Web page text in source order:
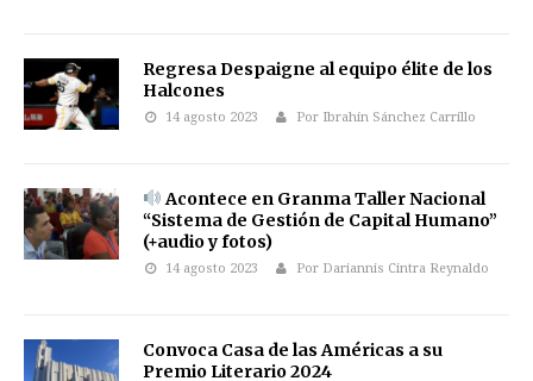
Regresa Despaigne al equipo élite de los
Halcones
14 agosto 2023 Por Ibrahín Sánchez Carrillo
Acontece en Granma Taller Nacional
“Sistema de Gestión de Capital Humano”
(+audio y fotos)
14 agosto 2023 Por Dariannis Cintra Reynaldo
Convoca Casa de las Américas a su
Premio Literario 2024